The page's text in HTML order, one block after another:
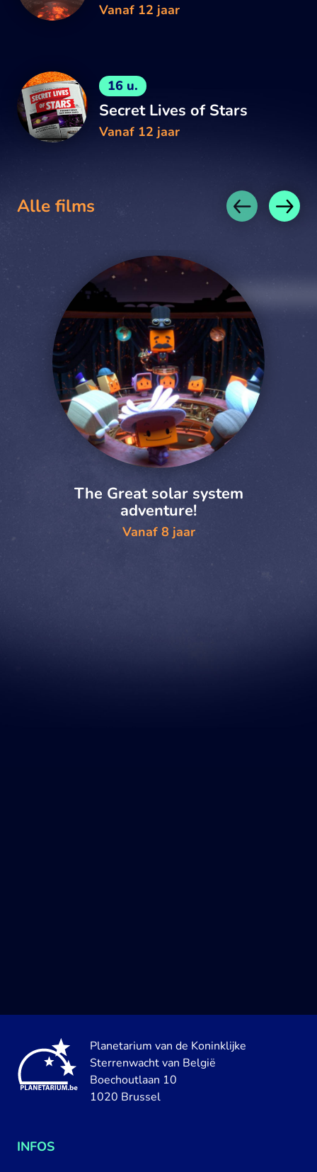
Vanaf 12 jaar
16 u.
Secret Lives of Stars
Vanaf 12 jaar
Alle films
The Great solar system
adventure!
Vanaf 8 jaar
Planetarium van de Koninklijke
Sterrenwacht van België
Boechoutlaan 10
1020 Brussel
INFOS